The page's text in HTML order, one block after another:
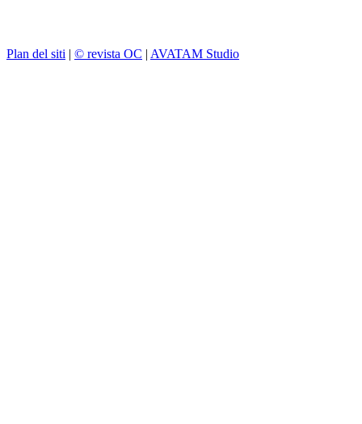
Plan del siti | © revista OC | AVATAM Studio